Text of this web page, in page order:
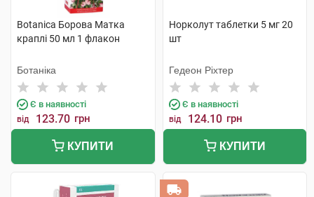
Botanica Борова Матка
краплі 50 мл 1 флакон
Ботаніка
Є в наявності
від 123.70 грн
КУПИТИ
Норколут таблетки 5 мг 20
шт
Гедеон Ріхтер
Є в наявності
від 124.10 грн
КУПИТИ